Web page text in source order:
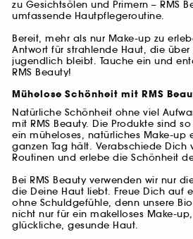
zu Gesichtsölen und Primern – RMS
umfassende Hautpflegeroutine.
Bereit, mehr als nur Make-up zu
Antwort für strahlende Haut, die
jugendlich bleibt. Tauche ein und
RMS Beauty!
Mühelose Schönheit mit RMS
Natürliche Schönheit ohne viel
mit RMS Beauty. Die Produkte sind
ein müheloses, natürliches Make-up
ganzen Tag hält. Verabschiede Dich
Routinen und erlebe die Schönheit
Bei RMS Beauty verwenden wir nur
die Deine Haut liebt. Freue Dich auf
ohne Schuldgefühle, denn unsere
nicht nur für ein makelloses Make-
glückliche, gesunde Haut.